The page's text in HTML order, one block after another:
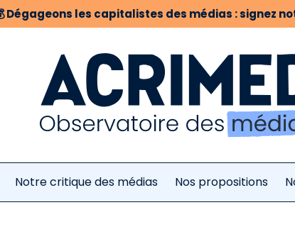
Dégageons les capitalistes des médias : signez
Notre critique des médias Nos propositions